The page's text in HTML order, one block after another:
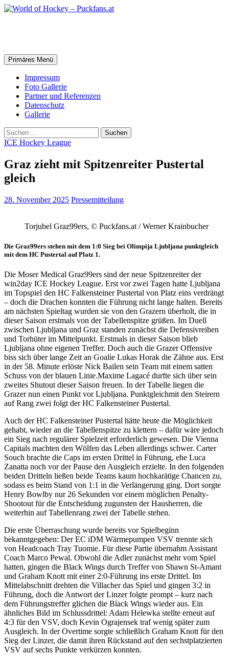
Zum
Suchen
Primäres Menü
Impressum
Foto Gallerie
Partner und Referenzen
Datenschutz
Gallerie
Suchen
nach:
ICE Hockey League
Graz zieht mit Spitzenreiter Pustertal
gleich
28. November 2025 Pressemitteilung
Torjubel Graz99ers, © Puckfans.at / Werner Krainbucher
Die Graz99ers stehen mit dem 1:0 Sieg bei Olimpija Ljubljana punktgleich
mit dem HC Pustertal auf Platz 1.
Die Moser Medical Graz99ers sind der neue Spitzenreiter der
win2day ICE Hockey League. Erst vor zwei Tagen hatte Ljubljana
im Topspiel den HC Falkensteiner Pustertal von Platz eins verdrängt
– doch die Drachen konnten die Führung nicht lange halten. Bereits
am nächsten Spieltag wurden sie von den Grazern überholt, die in
dieser Saison erstmals von der Tabellenspitze grüßen. Im Duell
zwischen Ljubljana und Graz standen zunächst die Defensivreihen
und Torhüter im Mittelpunkt. Erstmals in dieser Saison blieb
Ljubljana ohne eigenen Treffer. Doch auch die Grazer Offensive
biss sich über lange Zeit an Goalie Lukas Horak die Zähne aus. Erst
in der 58. Minute erlöste Nick Bailen sein Team mit einem satten
Schuss von der blauen Linie.Maxime Lagacé durfte sich über sein
zweites Shutout dieser Saison freuen. In der Tabelle liegen die
Grazer nun einen Punkt vor Ljubljana. Punktgleichmit den Steirern
auf Rang zwei folgt der HC Falkensteiner Pustertal.
Auch der HC Falkensteiner Pustertal hätte heute die Möglichkeit
gehabt, wieder an die Tabellenspitze zu klettern – dafür wäre jedoch
ein Sieg nach regulärer Spielzeit erforderlich gewesen. Die Vienna
Capitals machten den Wölfen das Leben allerdings schwer. Carter
Souch brachte die Caps im ersten Drittel in Führung, ehe Luca
Zanatta noch vor der Pause den Ausgleich erzielte. In den folgenden
beiden Dritteln ließen beide Teams kaum hochkarätige Chancen zu,
sodass es beim Stand von 1:1 in die Verlängerung ging. Dort sorgte
Henry Bowlby nur 26 Sekunden vor einem möglichen Penalty-
Shootout für die Entscheidung zugunsten der Hausherren, die
weiterhin auf Tabellenrang zwei der Tabelle stehen.
Die erste Überraschung wurde bereits vor Spielbeginn
bekanntgegeben: Der EC iDM Wärmepumpen VSV trennte sich
von Headcoach Tray Tuomie. Für diese Partie übernahm Assistant
Coach Marco Pewal. Obwohl die Adler zunächst mehr vom Spiel
hatten, gingen die Black Wings durch Treffer von Shawn St-Amant
und Graham Knott mit einer 2:0-Führung ins erste Drittel. Im
Mittelabschnitt drehten die Villacher das Spiel und gingen 3:2 in
Führung, doch die Antwort der Linzer folgte prompt – kurz nach
dem Führungstreffer glichen die Black Wings wieder aus. Ein
ähnliches Bild im Schlussdrittel: Adam Helewka stellte erneut auf
4:3 für den VSV, doch Kevin Ograjensek traf wenig später zum
Ausgleich. In der Overtime sorgte schließlich Graham Knott für den
Sieg der Linzer, die damit ihren Rückstand auf den sechstplatzierten
VSV auf sechs Punkte verkürzen konnten.